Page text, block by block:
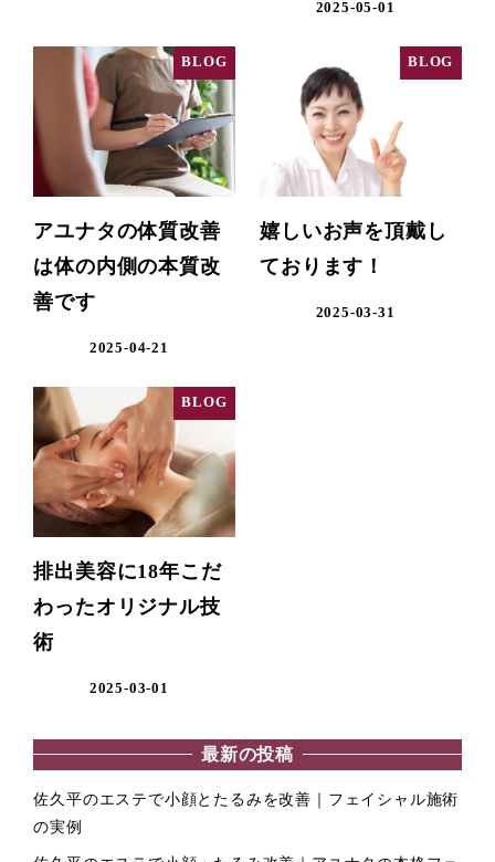
2025-05-01
BLOG
アユナタの体質改善
は体の内側の本質改
善です
2025-04-21
BLOG
嬉しいお声を頂戴し
ております！
2025-03-31
BLOG
排出美容に18年こだ
わったオリジナル技
術
2025-03-01
最新の投稿
佐久平のエステで小顔とたるみを改善｜フェイシャル施術
の実例